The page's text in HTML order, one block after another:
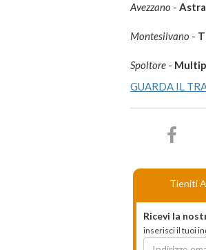
Avezzano - Astra
Montesilvano -
Spoltore -
GUARDA IL
Tieniti
Ricevi la
inserisci il tuoi